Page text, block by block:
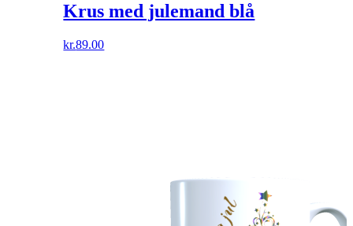
Krus med julemand blå
kr.89.00